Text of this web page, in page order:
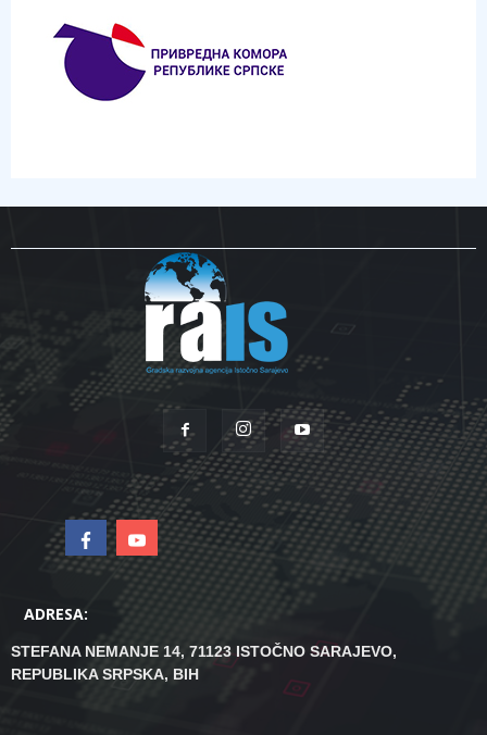
ADRESA:
STEFANA NEMANJE 14, 71123 ISTOČNO SARAJEVO,
REPUBLIKA SRPSKA, BIH